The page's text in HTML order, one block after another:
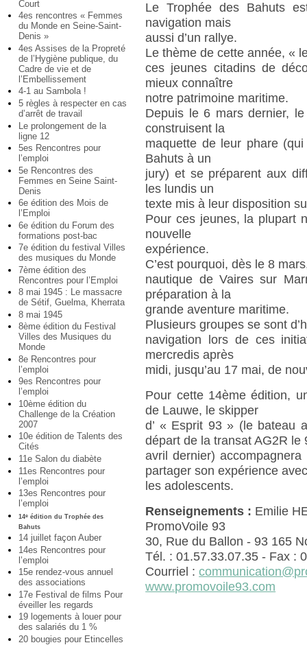
Court
4es rencontres « Femmes
du Monde en Seine-Saint-
Denis »
4es Assises de la Propreté
de l’Hygiène publique, du
Cadre de vie et de
l’Embellissement
4-1 au Sambola !
5 règles à respecter en cas
d’arrêt de travail
Le prolongement de la
ligne 12
5es Rencontres pour
l’emploi
5e Rencontres des
Femmes en Seine Saint-
Denis
6e édition des Mois de
l’Emploi
6e édition du Forum des
formations post-bac
7e édition du festival Villes
des musiques du Monde
7ème édition des
Rencontres pour l’Emploi
8 mai 1945 : Le massacre
de Sétif, Guelma, Kherrata
8 mai 1945
8ème édition du Festival
Villes des Musiques du
Monde
8e Rencontres pour
l’emploi
9es Rencontres pour
l’emploi
10ème édition du
Challenge de la Création
2007
10e édition de Talents des
Cités
11e Salon du diabète
11es Rencontres pour
l’emploi
13es Rencontres pour
l’emploi
14e édition du Trophée des
Bahuts
14 juillet façon Auber
14es Rencontres pour
l’emploi
15e rendez-vous annuel
des associations
17e Festival de films Pour
éveiller les regards
19 logements à louer pour
des salariés du 1 %
20 bougies pour Etincelles
Le Trophée des Bahuts
navigation mais
aussi d’un rallye.
Le thème de cette année, «
ces jeunes citadins de
mieux connaître
notre patrimoine maritime.
Depuis le 6 mars dernier,
construisent la
maquette de leur phare
Bahuts à un
jury) et se préparent aux
les lundis un
texte mis à leur disposition
Pour ces jeunes, la plupart
nouvelle
expérience.
C’est pourquoi, dès le 8
nautique de Vaires sur
préparation à la
grande aventure maritime.
Plusieurs groupes se sont
navigation lors de ces
mercredis après
midi, jusqu’au 17 mai, de
Pour cette 14ème édition,
de Lauwe, le skipper
d’ « Esprit 93 » (le bateau
départ de la transat AG2R le
avril dernier)
partager son expérience
les adolescents.
Renseignements : Emilie
PromoVoile 93
30, Rue du Ballon - 93 165
Tél. : 01.57.33.07.35 - Fax :
Courriel :
www.promovoile93.com